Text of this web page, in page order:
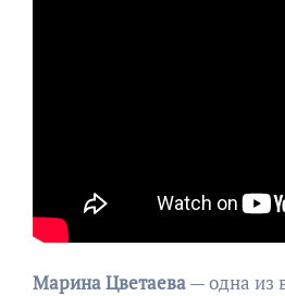
Марина Цветаева— одна из